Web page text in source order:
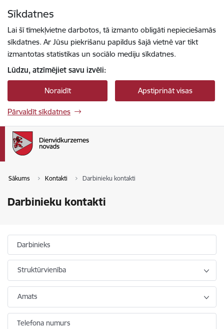
Sīkdatnes
Lai šī tīmekļvietne darbotos, tā izmanto obligāti nepieciešamās
sīkdatnes. Ar Jūsu piekrišanu papildus šajā vietnē var tikt
izmantotas statistikas un sociālo mediju sīkdatnes.
Lūdzu, atzīmējiet savu izvēli:
Noraidīt Apstiprināt visas
Pārvaldīt sīkdatnes
Sākums Kontakti Darbinieku kontakti
Darbinieku kontakti
Darbinieks
Struktūrvienība
Amats
Telefona numurs